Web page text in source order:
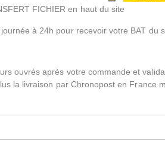
FICHIER en haut du site
à 24h pour recevoir votre BAT du
ouvrés après votre commande et
la livraison par Chronopost en France